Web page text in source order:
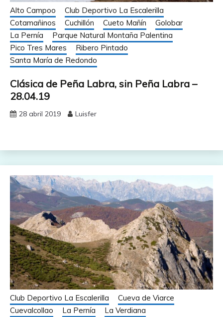
Alto Campoo
Club Deportivo La Escalerilla
Cotamañinos
Cuchillón Cueto Mañín
Golobar
La Pernía
Parque Natural Montaña Palentina
Pico Tres Mares
Ribero Pintado
Santa María de Redondo
Clásica de Peña Labra, sin Peña Labra –
28.04.19
28 abril 2019 Luisfer
Club Deportivo La Escalerilla
Cueva de Viarce
Cuevalcollao
La Pernía
La Verdiana